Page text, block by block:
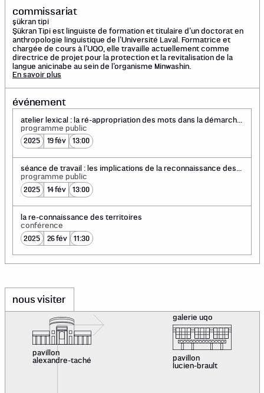
commissariat
şükran tipi
Şükran Tipi est linguiste de formation et titulaire d’un doctorat en
anthropologie linguistique de l’Université Laval. Formatrice et
chargée de cours à l’UQO, elle travaille actuellement comme
directrice de projet pour la protection et la revitalisation de la
langue anicinabe au sein de l’organisme Minwashin.
En savoir plus
événement
2025 19 fév 13:00
atelier lexical : la ré-appropriation des mots dans la démarche
de reconnaissance des territoires
programme public
2025 14 fév 13:00
séance de travail : les implications de la reconnaissance des
territoires dans une perspective de décolonisation des
espaces culturels
programme public
2025 26 fév 11:30
la re-connaissance des territoires
conférence
nous visiter
galerie uqo
pavillon
lucien-brault
pavillon
alexandre-taché